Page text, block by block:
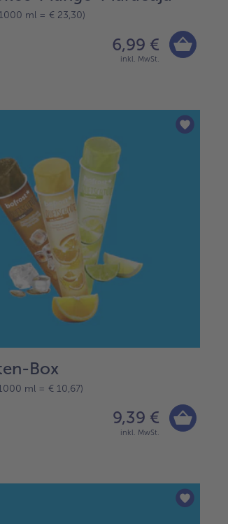
ml = € 23,30)
6,99 €
inkl. MwSt.
Box
ml = € 10,67)
9,39 €
inkl. MwSt.